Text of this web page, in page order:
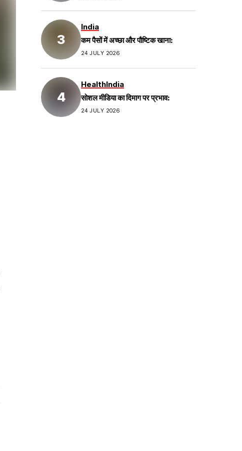
India
कम पैसों में अच्छा और पौष्टिक खाना:
24 JULY 2026
HealthIndia
सोशल मीडिया का दिमाग पर प्रभाव:
24 JULY 2026